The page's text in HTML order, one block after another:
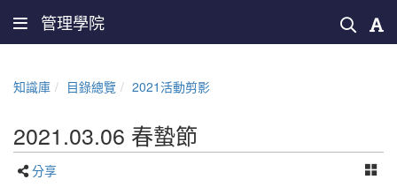
管理學院
知識庫 目錄總覽 2021活動剪影
2021.03.06 春蟄節
分享